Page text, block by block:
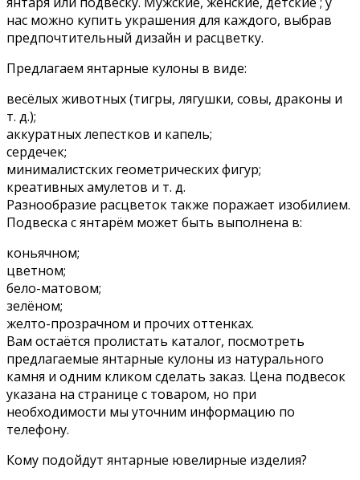
нас можно купить украшения для каждого, выбрав
предпочтительный дизайн и расцветку.
Предлагаем янтарные кулоны в виде:
весёлых животных (тигры, лягушки, совы, драконы и
т. д.);
аккуратных лепестков и капель;
сердечек;
минималистских геометрических фигур;
креативных амулетов и т. д.
Разнообразие расцветок также поражает изобилием.
Подвеска с янтарём может быть выполнена в:
коньячном;
цветном;
бело-матовом;
зелёном;
желто-прозрачном и прочих оттенках.
Вам остаётся пролистать каталог, посмотреть
предлагаемые янтарные кулоны из натурального
камня и одним кликом сделать заказ. Цена подвесок
указана на странице с товаром, но при
необходимости мы уточним информацию по
телефону.
Кому подойдут янтарные ювелирные изделия?